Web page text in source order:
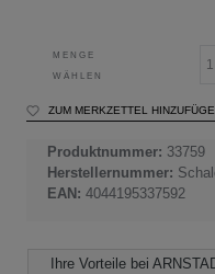
MENGE
WÄHLEN
ZUM MERKZETTEL
Produktnummer: 33759
Herstellernummer:
EAN:4044195337592
Ihre Vorteile bei